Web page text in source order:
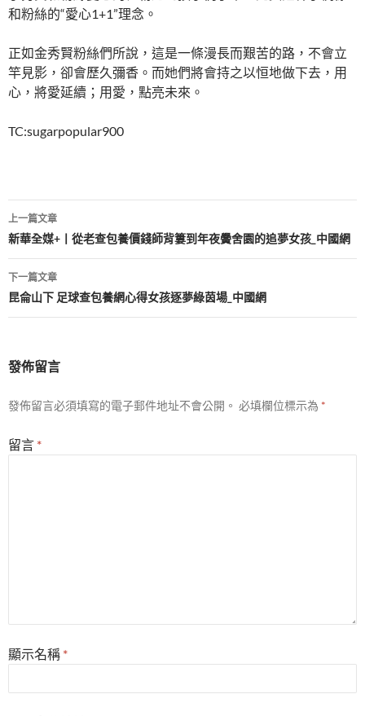
和粉絲的“愛心1+1”理念。
正如金秀賢粉絲們所說，這是一條漫長而艱苦的路，不會立
竿見影，卻會歷久彌香。而她們將會持之以恒地做下去，用
心，將愛延續；用愛，點亮未來。
TC:sugarpopular900
文
章
導
覽
上一篇文章
新華全媒+丨從老查包養價錢師背簍到年夜黌舍園的追夢女孩_中國網
下一篇文章
昆侖山下 足球查包養網心得女孩逐夢綠茵場_中國網
發佈留言
發佈留言必須填寫的電子郵件地址不會公開。 必填欄位標示為 *
留言 *
顯示名稱 *